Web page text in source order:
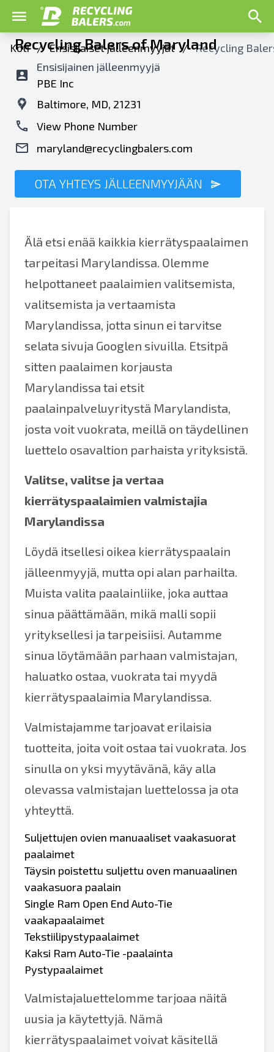
Koti / Ensisijaiset jälleenmyyjät / Recycling
Recycling Balers of Maryland
Ensisijainen jälleenmyyjä
PBE Inc
Baltimore, MD, 21231
View Phone Number
maryland@recyclingbalers.com
OTA YHTEYS JÄLLEENMYYJÄÄN
Älä etsi enää kaikkia kierrätyspaalaimen
tarpeitasi Marylandissa. Olemme
helpottaneet paalaimien valitsemista,
valitsemista ja vertaamista
Marylandissa, jotta sinun ei tarvitse
selata sivuja Googlen sivuilla. Etsitpä
sitten paalaimen korjausta
Marylandissa tai etsit
paalainpalveluyritystä Marylandista,
josta voit vuokrata, meillä on täydellinen
luettelo osavaltion parhaista yrityksistä.
Valitse, valitse ja vertaa
kierrätyspaalaimien valmistajia
Marylandissa
Löydä itsellesi oikea kierrätyspaalain
jälleenmyyjä, mutta opi alan parhailta.
Muista valita paalainliike, joka auttaa
sinua päättämään, mikä malli sopii
yrityksellesi ja tarpeisiisi. Autamme
sinua löytämään parhaan valmistajan,
haluatko ostaa, vuokrata tai myydä
kierrätyspaalaimia Marylandissa.
Valmistajamme tarjoavat erilaisia
tuotteita, joita voit ostaa tai vuokrata. Jos
sinulla on yksi myytävänä, käy alla
olevassa valmistajan luettelossa ja ota
yhteyttä.
Suljettujen ovien manuaaliset vaakasuorat
paalaimet
Täysin poistettu suljettu oven manuaalinen
vaakasuora paalain
Single Ram Open End Auto-Tie
vaakapaalaimet
Tekstiilipystypaalaimet
Kaksi Ram Auto-Tie -paalainta
Pystypaalaimet
Valmistajaluettelomme tarjoaa näitä
uusia ja käytettyjä. Nämä
kierrätyspaalaimet voivat käsitellä